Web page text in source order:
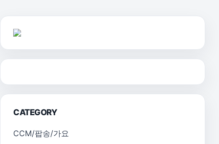
CATEGORY
CCM/팝송/가요